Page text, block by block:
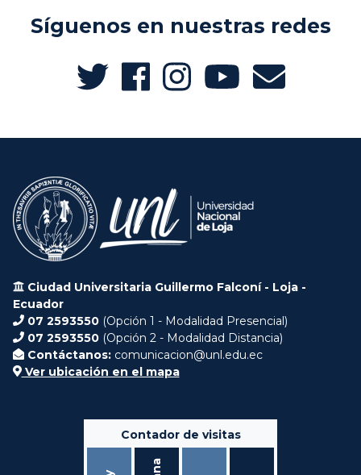
Síguenos en nuestras redes
Ciudad Universitaria Guillermo Falconí - Loja -
Ecuador
07 2593550 (Opción 1 - Modalidad Presencial)
07 2593550 (Opción 2 - Modalidad Distancia)
Contáctanos: comunicacion@unl.edu.ec
Ver ubicación en el mapa
Contador de visitas